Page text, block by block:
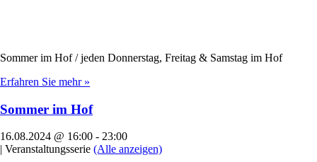
Sommer im Hof / jeden Donnerstag, Freitag & Samstag im Hof
Erfahren Sie mehr »
Sommer im Hof
16.08.2024 @ 16:00 - 23:00
| Veranstaltungsserie (Alle anzeigen)